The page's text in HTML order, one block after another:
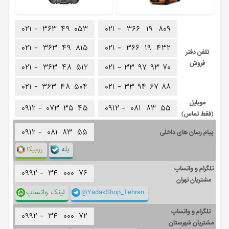
تلفن دفتر
فروش
۰۲۱ - ۳۶۶ ۱۹ ۸۰۹
۰۲۱ - ۳۶۶ ۱۹ ۴۳۲
۰۲۱ - ۳۳ ۹۷ ۹۳ ۷۰
۰۲۱ - ۳۳ ۹۴ ۶۷ ۸۸
۰۲۱ - ۳۶۳ ۴۹ ۰۵۳
۰۲۱ - ۳۶۳ ۴۹ ۸۱۵
۰۲۱ - ۳۶۳ ۴۸ ۵۱۲
۰۲۱ - ۳۶۳ ۴۸ ۵۰۴
موبایل
(فقط تماس)
۰۹۱۲ - ۰۸۱ ۸۳ ۵۵ ۰۹۱۲ - ۰۷۳ ۳۵ ۴۵
پیام رسان های داخلی ۰۹۱۲ - ۰۸۱ ۸۳ ۵۵
روبیکا بله
تلگرام و واتساپ
مشتریان تهران
۰۹۹۲ - ۳۴ ۰۰۰ ۷۶
لینک واتساپ @YadakShop_Tehran
تلگرام و واتساپ
مشتریان شهرستان
۰۹۹۲ - ۳۴ ۰۰۰ ۷۲